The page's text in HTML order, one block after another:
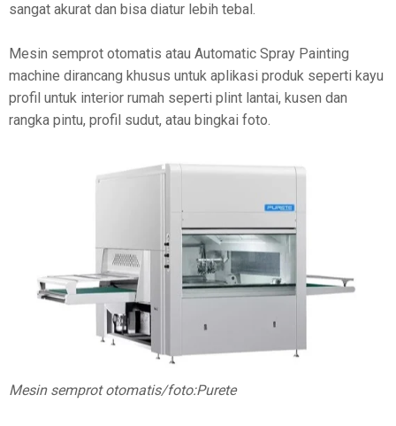
sangat akurat dan bisa diatur lebih tebal.
Mesin semprot otomatis atau Automatic Spray Painting
machine dirancang khusus untuk aplikasi produk seperti kayu
profil untuk interior rumah seperti plint lantai, kusen dan
rangka pintu, profil sudut, atau bingkai foto.
Mesin semprot otomatis/foto:Purete